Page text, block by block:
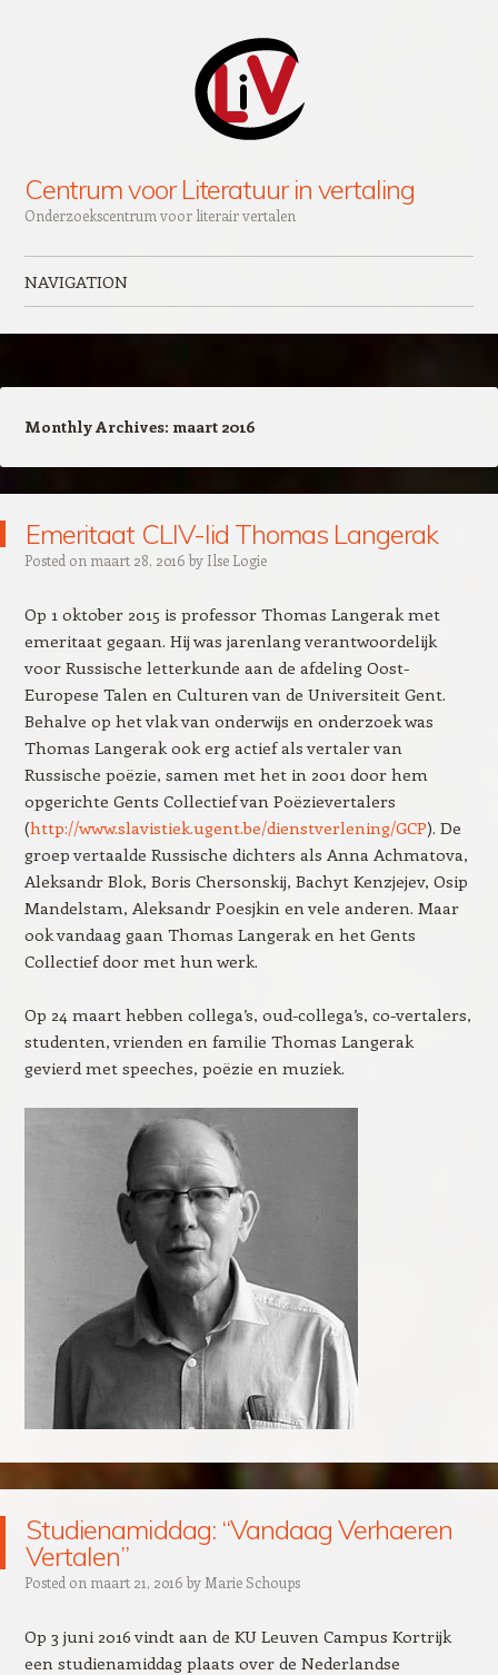
Centrum voor Literatuur in vertaling
Onderzoekscentrum voor literair vertalen
NAVIGATION
Monthly Archives: maart 2016
Emeritaat CLIV-lid Thomas Langerak
Posted on maart 28, 2016 by Ilse Logie
Op 1 oktober 2015 is professor Thomas Langerak met
emeritaat gegaan. Hij was jarenlang verantwoordelijk
voor Russische letterkunde aan de afdeling Oost-
Europese Talen en Culturen van de Universiteit Gent.
Behalve op het vlak van onderwijs en onderzoek was
Thomas Langerak ook erg actief als vertaler van
Russische poëzie, samen met het in 2001 door hem
opgerichte Gents Collectief van Poëzievertalers
(http://www.slavistiek.ugent.be/dienstverlening/GCP). De
groep vertaalde Russische dichters als Anna Achmatova,
Aleksandr Blok, Boris Chersonskij, Bachyt Kenzjejev, Osip
Mandelstam, Aleksandr Poesjkin en vele anderen. Maar
ook vandaag gaan Thomas Langerak en het Gents
Collectief door met hun werk.
Op 24 maart hebben collega’s, oud-collega’s, co-vertalers,
studenten, vrienden en familie Thomas Langerak
gevierd met speeches, poëzie en muziek.
Studienamiddag: “Vandaag Verhaeren
Vertalen”
Posted on maart 21, 2016 by Marie Schoups
Op 3 juni 2016 vindt aan de KU Leuven Campus Kortrijk
een studienamiddag plaats over de Nederlandse